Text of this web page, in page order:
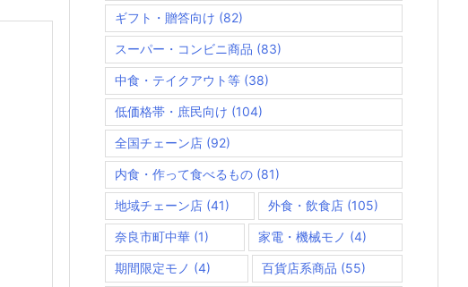
ギフト・贈答向け (82)
スーパー・コンビニ商品 (83)
中食・テイクアウト等 (38)
低価格帯・庶民向け (104)
全国チェーン店 (92)
内食・作って食べるもの (81)
地域チェーン店 (41) 外食・飲食店(105)
奈良市町中華 (1) 家電・機械モノ (4)
期間限定モノ (4) 百貨店系商品 (55)